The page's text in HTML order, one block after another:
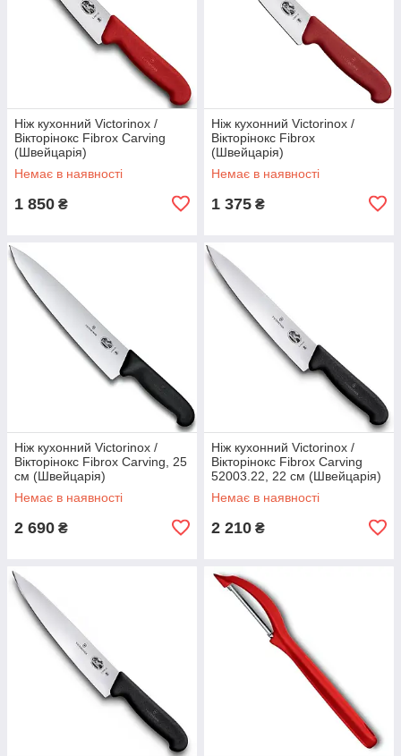
Ніж кухонний Victorinox /
Вікторінокс Fibrox Carving
(Швейцарія)
Немає в наявності
1 850 ₴
Ніж кухонний Victorinox /
Вікторінокс Fibrox
(Швейцарія)
Немає в наявності
1 375 ₴
Ніж кухонний Victorinox /
Вікторінокс Fibrox Carving, 25
см (Швейцарія)
Немає в наявності
2 690 ₴
Ніж кухонний Victorinox /
Вікторінокс Fibrox Carving
52003.22, 22 см (Швейцарія)
Немає в наявності
2 210 ₴